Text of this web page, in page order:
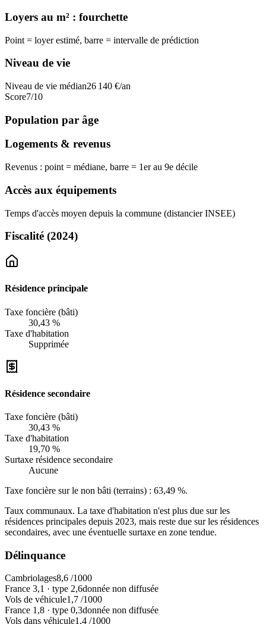
Loyers au m² : fourchette
Point = loyer estimé, barre = intervalle de prédiction
Niveau de vie
Niveau de vie médian26 140 €/an
Score7/10
Population par âge
Logements & revenus
Revenus : point = médiane, barre = 1er au 9e décile
Accès aux équipements
Temps d'accès moyen depuis la commune (distancier INSEE)
Fiscalité (2024)
Résidence principale
Taxe foncière (bâti)
30,43 %
Taxe d'habitation
Supprimée
Résidence secondaire
Taxe foncière (bâti)
30,43 %
Taxe d'habitation
19,70 %
Surtaxe résidence secondaire
Aucune
Taxe foncière sur le non bâti (terrains) : 63,49 %.
Taux communaux. La taxe d'habitation n'est plus due sur les
résidences principales depuis 2023, mais reste due sur les résidences
secondaires, avec une éventuelle surtaxe en zone tendue.
Délinquance
Cambriolages8,6 /1000
France 3,1 · type 2,6donnée non diffusée
Vols de véhicule1,7 /1000
France 1,8 · type 0,3donnée non diffusée
Vols dans véhicule1,4 /1000